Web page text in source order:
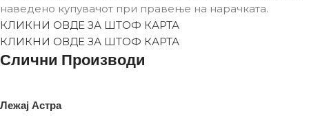
наведено купувачот при правење на нарачката.
КЛИКНИ ОВДЕ ЗА ШТОФ КАРТА
КЛИКНИ ОВДЕ ЗА ШТОФ КАРТА
Слични Производи
Лежај Астра